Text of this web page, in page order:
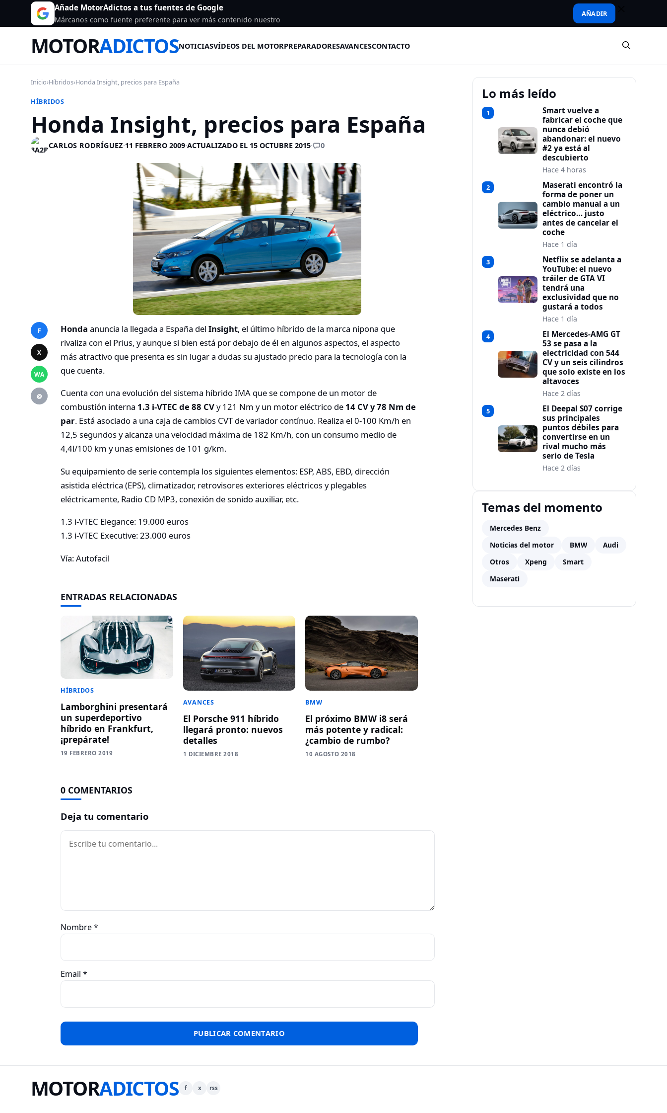
Añade MotorAdictos a tus fuentes de Google
Márcanos como fuente preferente para ver más contenido nuestro
AÑADIR
MOTORADICTOSNOTICIASVÍDEOS DEL MOTORPREPARADORESAVANCESCONTACTO
Inicio›Híbridos›Honda Insight, precios para España
HÍBRIDOS
Honda Insight, precios para España
CARLOS RODRÍGUEZ·11 FEBRERO 2009·ACTUALIZADO EL 15 OCTUBRE 2015· 0
F
X
WA
@
Honda anuncia la llegada a España del Insight, el último híbrido de la marca nipona que
rivaliza con el Prius, y aunque si bien está por debajo de él en algunos aspectos, el aspecto
más atractivo que presenta es sin lugar a dudas su ajustado precio para la tecnología con la
que cuenta.
Cuenta con una evolución del sistema híbrido IMA que se compone de un motor de
combustión interna 1.3 i-VTEC de 88 CVy 121 Nm y un motor eléctrico de 14 CV y 78 Nm de
par. Está asociado a una caja de cambios CVT de variador contínuo. Realiza el 0-100 Km/h en
12,5 segundos y alcanza una velocidad máxima de 182 Km/h, con un consumo medio de
4,4l/100 km y unas emisiones de 101 g/km.
Su equipamiento de serie contempla los siguientes elementos: ESP, ABS, EBD, dirección
asistida eléctrica (EPS), climatizador, retrovisores exteriores eléctricos y plegables
eléctricamente, Radio CD MP3, conexión de sonido auxiliar, etc.
1.3 i-VTEC Elegance: 19.000 euros
1.3 i-VTEC Executive: 23.000 euros
Vía: Autofacil
ENTRADAS RELACIONADAS
HÍBRIDOS
Lamborghini presentará
un superdeportivo
híbrido en Frankfurt,
¡prepárate!
19 FEBRERO 2019
AVANCES
El Porsche 911 híbrido
llegará pronto: nuevos
detalles
1 DICIEMBRE 2018
BMW
El próximo BMW i8 será
más potente y radical:
¿cambio de rumbo?
10 AGOSTO 2018
0 COMENTARIOS
Deja tu comentario
Comentario
Nombre*
Email *
Lo más leído
1
Smart vuelve a
fabricar el coche que
nunca debió
abandonar: el nuevo
#2 ya está al
descubierto
Hace 4 horas
2
Maserati encontró la
forma de poner un
cambio manual a un
eléctrico… justo
antes de cancelar el
coche
Hace 1 día
3
Netflix se adelanta a
YouTube: el nuevo
tráiler de GTA VI
tendrá una
exclusividad que no
gustará a todos
Hace 1 día
4
El Mercedes-AMG GT
53 se pasa a la
electricidad con 544
CV y un seis cilindros
que solo existe en los
altavoces
Hace 2 días
5
El Deepal S07 corrige
sus principales
puntos débiles para
convertirse en un
rival mucho más
serio de Tesla
Hace 2 días
Temas del momento
Mercedes Benz
Noticias del motor
BMW
Audi
Otros
Xpeng
Smart
Maserati
MOTORADICTOS f x rss